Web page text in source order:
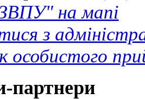
на мапі
з
особистого
партнери